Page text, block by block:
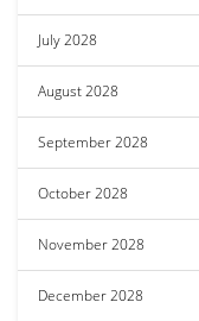
July 2028
August 2028
September 2028
October 2028
November 2028
December 2028